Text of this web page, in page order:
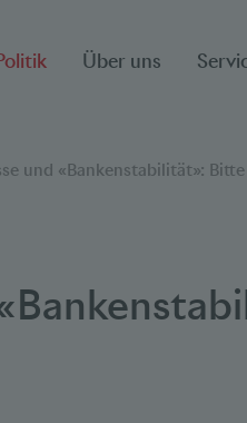
Über uns
und «Bankenstabilität»: